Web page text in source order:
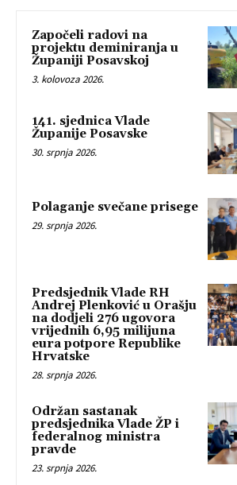
Započeli radovi na
projektu deminiranja u
Županiji Posavskoj
3. kolovoza 2026.
141. sjednica Vlade
Županije Posavske
30. srpnja 2026.
Polaganje svečane prisege
29. srpnja 2026.
Predsjednik Vlade RH
Andrej Plenković u Orašju
na dodjeli 276 ugovora
vrijednih 6,95 milijuna
eura potpore Republike
Hrvatske
28. srpnja 2026.
Održan sastanak
predsjednika Vlade ŽP i
federalnog ministra
pravde
23. srpnja 2026.